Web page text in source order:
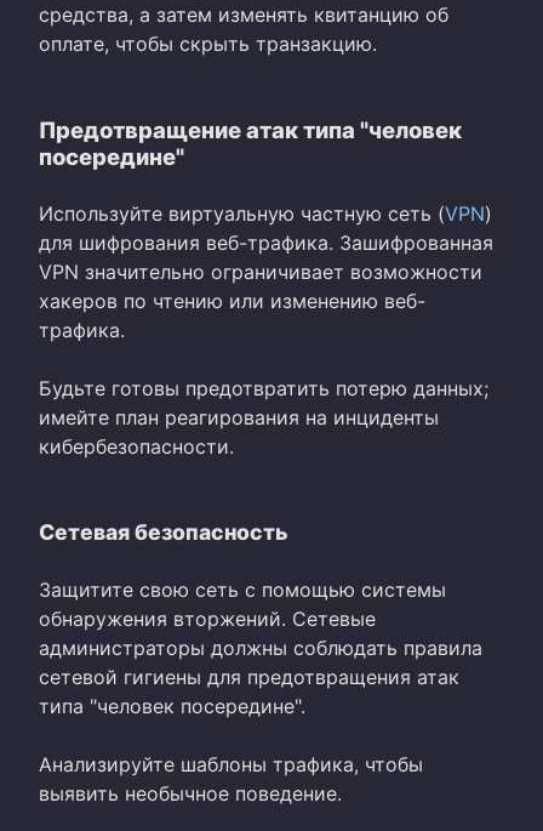
средства, а затем изменять квитанцию об
оплате, чтобы скрыть транзакцию.
Предотвращение атак типа "человек
посередине"
Используйте виртуальную частную сеть (VPN)
для шифрования веб-трафика. Зашифрованная
VPN значительно ограничивает возможности
хакеров по чтению или изменению веб-
трафика.
Будьте готовы предотвратить потерю данных;
имейте план реагирования на инциденты
кибербезопасности.
Сетевая безопасность
Защитите свою сеть с помощью системы
обнаружения вторжений. Сетевые
администраторы должны соблюдать правила
сетевой гигиены для предотвращения атак
типа "человек посередине".
Анализируйте шаблоны трафика, чтобы
выявить необычное поведение.